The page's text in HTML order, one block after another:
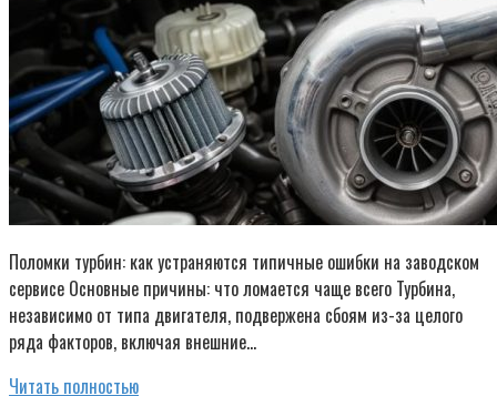
Поломки турбин: как устраняются типичные ошибки на заводском
сервисе Основные причины: что ломается чаще всего Турбина,
независимо от типа двигателя, подвержена сбоям из-за целого
ряда факторов, включая внешние…
Читать полностью